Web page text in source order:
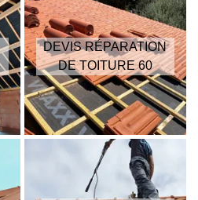
DEVIS RÉPARATION
DE TOITURE 60